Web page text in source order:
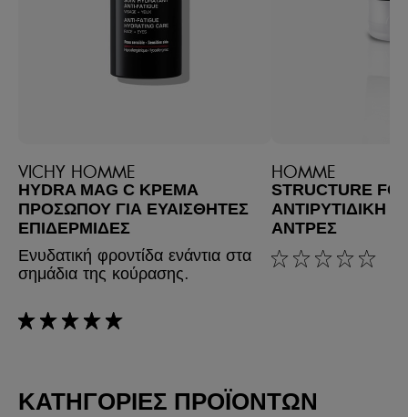
VICHY HOMME
HYDRA MAG C ΚΡΈΜΑ
ΠΡΟΣΏΠΟΥ ΓΙΑ ΕΥΑΊΣΘΗΤΕΣ
ΕΠΙΔΕΡΜΊΔΕΣ
Ενυδατική φροντίδα ενάντια στα
σημάδια της κούρασης.
rating: 5 out of 5
HOMME
STRUCTURE
ΑΝΤΙΡΥΤΙΔΙΚΉ
ΆΝΤΡΕΣ
rating: 0 out of 5
ΚΑΤΗΓΟΡΙΕΣ ΠΡΟΪΟΝΤΩΝ